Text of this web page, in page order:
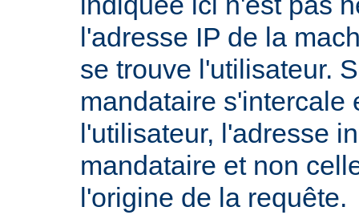
l'adresse IP de la
se trouve l'utilisateur.
mandataire s'intercale
l'utilisateur, l'adresse
mandataire et non
l'origine de la requête.